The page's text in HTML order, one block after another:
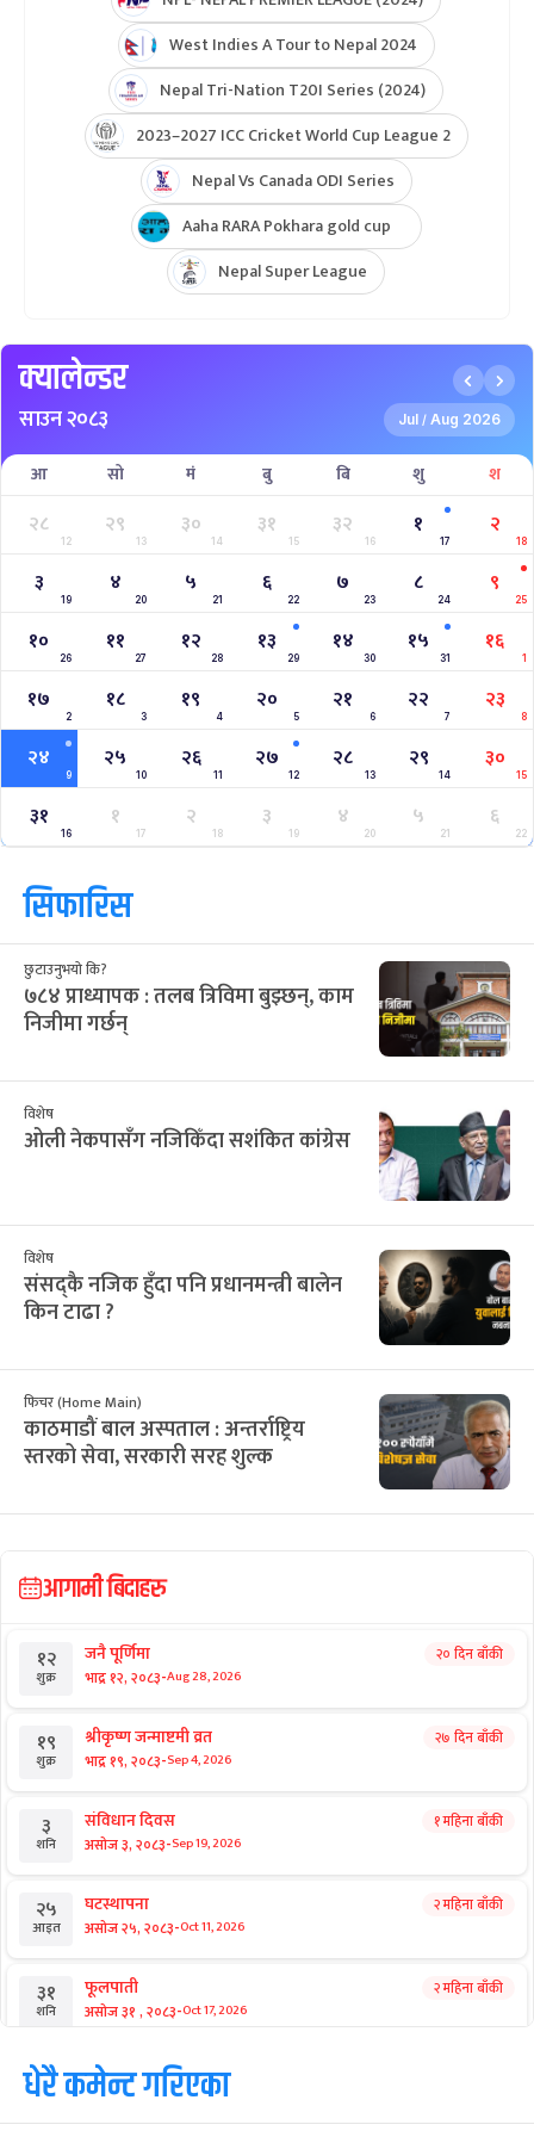
West Indies A Tour to Nepal 2024
Nepal Tri-Nation T20I Series (2024)
2023–2027 ICC Cricket World Cup League 2
Nepal Vs Canada ODI Series
Aaha RARA Pokhara gold cup
Nepal Super League
क्यालेन्डर
साउन २०८३ Jul / Aug 2026
आ सो मं बु बि शु श
२८
12
२९
13
३०
14
३१
15
३२
16
१
17
२
18
३
19
४
20
५
21
६
22
७
23
८
24
९
25
१०
26
११
27
१२
28
१३
29
१४
30
१५
31
१६
1
१७
2
१८
3
१९
4
२०
5
२१
6
२२
7
२३
8
२४
9
२५
10
२६
11
२७
12
२८
13
२९
14
३०
15
३१
16
१
17
२
18
३
19
४
20
५
21
६
22
सिफारिस
छुटाउनुभयो कि?
७८४ प्राध्यापक : तलब त्रिविमा बुझ्छन्, काम
निजीमा गर्छन्
विशेष
ओली नेकपासँग नजिकिँदा सशंकित कांग्रेस
विशेष
संसद्कै नजिक हुँदा पनि प्रधानमन्त्री बालेन
किन टाढा ?
फिचर (Home Main)
काठमाडौं बाल अस्पताल : अन्तर्राष्ट्रिय
स्तरको सेवा, सरकारी सरह शुल्क
आगामी बिदाहरु
१२
शुक्र
जनै पूर्णिमा
भाद्र १२, २०८३-Aug 28, 2026
२० दिन बाँकी
१९
शुक्र
श्रीकृष्ण जन्माष्टमी व्रत
भाद्र १९, २०८३-Sep 4, 2026
२७ दिन बाँकी
३
शनि
संविधान दिवस
असोज ३, २०८३-Sep 19, 2026
१ महिना बाँकी
२५
आइत
घटस्थापना
असोज २५, २०८३-Oct 11, 2026
२ महिना बाँकी
३१
शनि
फूलपाती
असोज ३१ , २०८३-Oct 17, 2026
२ महिना बाँकी
१
आइत
कार्तिक सङ्क्रान्ति
कार्तिक १, २०८३-Oct 18, 2026
धेरै कमेन्ट गरिएका